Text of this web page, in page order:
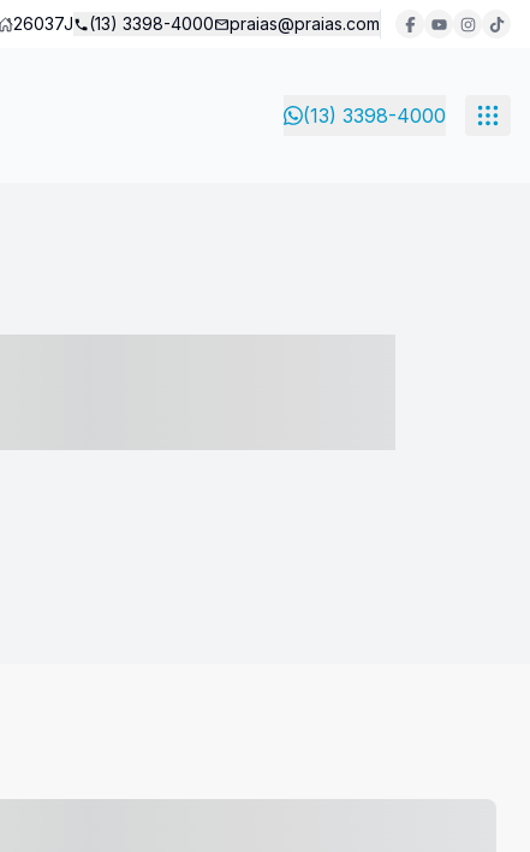
26037J (13) 3398-4000 praias@praias.com
(13) 3398-4000